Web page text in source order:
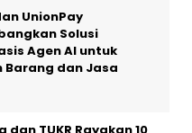
UnionPay
Solusi
Agen AI untuk
Barang dan Jasa